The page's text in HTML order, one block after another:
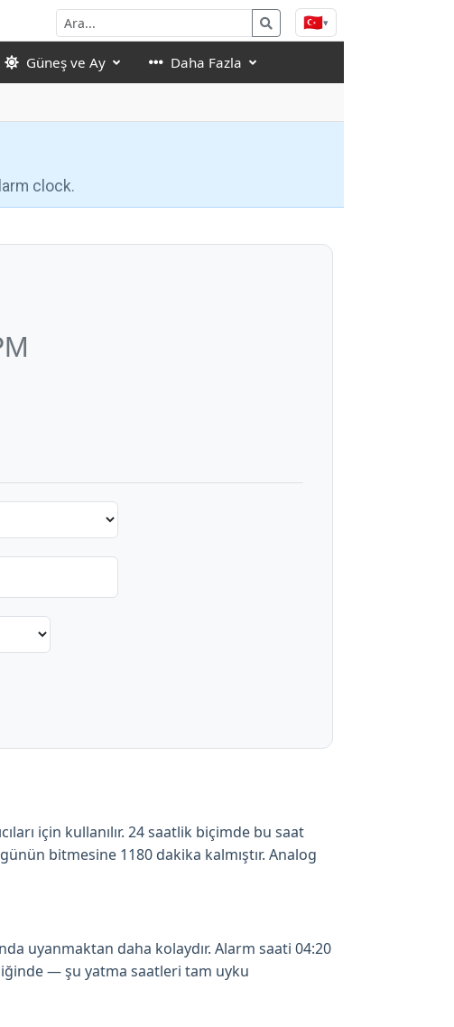
🇹🇷▾
Güneş ve Ay Daha Fazla
clock.
için kullanılır. 24 saatlik biçimde bu saat
bitmesine 1180 dakika kalmıştır. Analog
uyanmaktan daha kolaydır. Alarm saati 04:20
— şu yatma saatleri tam uyku